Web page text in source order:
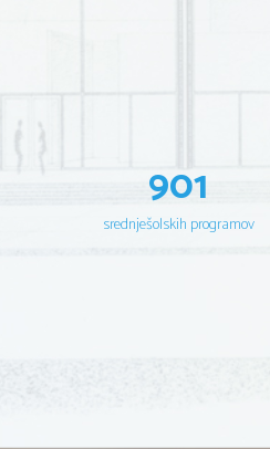
901
srednješolskih programov